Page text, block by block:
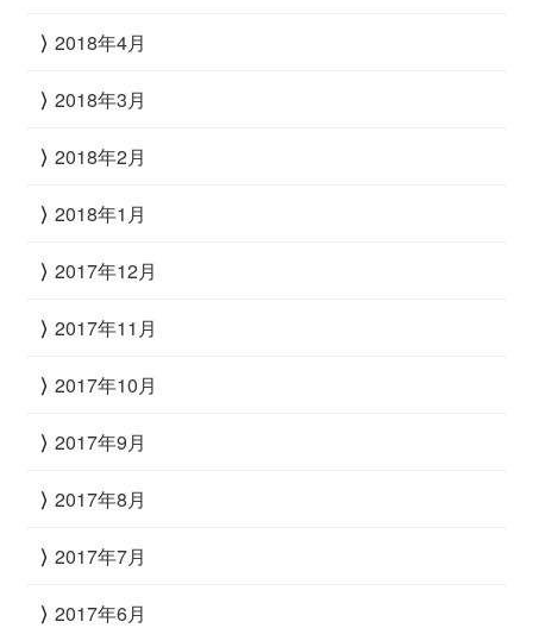
2018年4月
2018年3月
2018年2月
2018年1月
2017年12月
2017年11月
2017年10月
2017年9月
2017年8月
2017年7月
2017年6月